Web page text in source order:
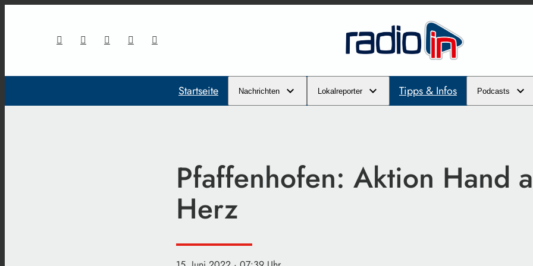
Startseite Nachrichten Lokalreporter Tipps & Infos Podcasts
Pfaffenhofen: Aktion Hand
Herz